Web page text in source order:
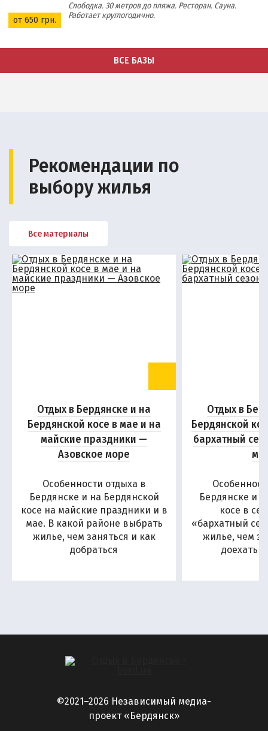
от 650 грн.
Слободка. 30 метров до пляжа. Ресторан. Сауна.
Работает круглогодично.
ВСЕ БАЗЫ
Рекомендации по
выбору жилья
Все материалы
Отдых в Бердянске и на
Бердянской косе в мае и на
майские праздники —
Азовское море
Особенности отдыха в
Бердянске и на Бердянской
косе на майские праздники и в
мае. В какой районе выбрать
жилье, чем заняться и как
добраться
Отдых в
Бердянской
бархатный
Бердянске и
косе в
«бархатный
жилье, чем
доехать
©2021–2026 Независимый медиа-
проект «Бердянск»